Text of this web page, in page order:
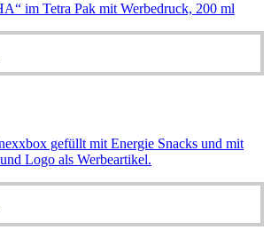
im Tetra Pak mit Werbedruck, 200 ml